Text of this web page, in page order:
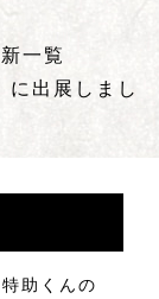
一覧
に出展しまし
助くんの